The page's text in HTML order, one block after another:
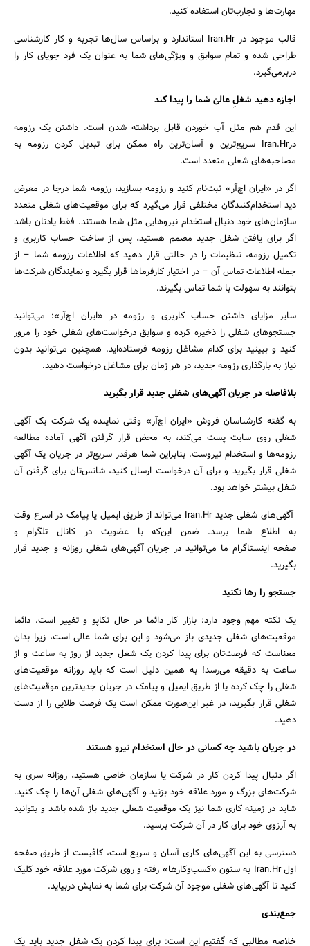
مهارت‌ها و تجارب‌تان استفاده کنید.
قالب موجود در Iran.Hr استاندارد و براساس سال‌ها تجربه و کار کارشناسی‌
طراحی شده و تمام سوابق و ویژگی‌های شما به عنوان یک فرد جویای کار را
دربرمی‌گیرد.
اجازه دهید شغلِ عالیْ شما را پیدا کند
این قدم هم مثل آب خوردن قابل برداشته شدن است. داشتن یک رزومه
درIran.Hr سریع‌ترین و آسان‌ترین راه ممکن برای تبدیل کردن رزومه به
مصاحبه‌های شغلی متعدد است.
اگر در «ایران اچ‌آر» ثبت‌نام کنید و رزومه بسازید، رزومه شما درجا در معرض
دید استخدام‌کنندگان مختلفی قرار می‌گیرد که برای موقعیت‌های شغلی متعدد
سازمان‌های خود دنبال استخدام نیروهایی مثل شما هستند. فقط یادتان باشد
اگر برای یافتن شغل جدید مصمم هستید، پس از ساخت حساب کاربری و
تکمیل رزومه، تنظیمات را در حالتی قرار دهید که اطلاعات رزومه شما – از
جمله اطلاعات تماس آن – در اختیار کارفرماها قرار بگیرد و نمایندگان شرکت‌ها
بتوانند به سهولت با شما تماس بگیرند.
سایر مزایای داشتن حساب کاربری و رزومه در «ایران اچ‌آر»: می‌توانید
جستجوهای شغلی را ذخیره کرده و سوابق درخواست‌های شغلی خود را مرور
کنید و ببینید برای کدام مشاغل رزومه فرستاده‌اید. همچنین می‌توانید بدون
نیاز به بارگذاری رزومه جدید، در هر زمان برای مشاغل درخواست دهید.
بلافاصله در جریان آگهی‌های شغلی جدید قرار بگیرید
به گفته کارشناسان فروش «ایران اچ‌آر» وقتی نماینده یک شرکت یک آگهی
شغلی روی سایت پست می‌کند، به محض قرار گرفتن آگهی آماده مطالعه
رزومه‌ها و استخدام نیروست. بنابراین شما هرقدر سریع‌تر در جریان یک آگهی
شغلی قرار بگیرید و برای آن درخواست ارسال کنید، شانس‌تان برای گرفتن آن
شغل بیشتر خواهد بود.
آگهی‌های شغلی جدید Iran.Hr می‌تواند از طریق ایمیل یا پیامک در اسرع وقت
به اطلاع شما برسد. ضمن این‌که با عضویت در کانال تلگرام و
صفحه اینستاگرام ما می‌توانید در جریان آگهی‌های شغلی روزانه و جدید قرار
بگیرید.
جستجو را رها نکنید
یک نکته مهم وجود دارد: بازار کار دائما در حال تکاپو و تغییر است. دائما
موقعیت‌های شغلی جدیدی باز می‌شود و این برای شما عالی است، زیرا بدان
معناست که فرصت‌تان برای پیدا کردن یک شغل جدید از روز به ساعت و از
ساعت به دقیقه می‌رسد! به همین دلیل است که باید روزانه موقعیت‌های
شغلی را چک کرده یا از طریق ایمیل و پیامک در جریان جدیدترین موقعیت‌های
شغلی قرار بگیرید، در غیر این‌صورت ممکن است یک فرصت طلایی را از دست
دهید.
در جریان باشید چه کسانی در حال استخدام نیرو هستند
اگر دنبال پیدا کردن کار در شرکت یا سازمان خاصی هستید، روزانه سری به
شرکت‌های بزرگ و مورد علاقه خود بزنید و آگهی‌های شغلی آن‌ها را چک کنید.
شاید در زمینه کاری شما نیز یک موقعیت شغلی جدید باز شده باشد و بتوانید
به آرزوی خود برای کار در آن شرکت برسید.
دسترسی به این آگهی‌های کاری آسان و سریع است، کافیست از طریق صفحه
اول Iran.Hr به ستون «کسب‌وکارها» رفته و روی شرکت مورد علاقه خود کلیک
کنید تا آگهی‌های شغلی موجود آن شرکت برای شما به نمایش دربیاید.
جمع‌بندی
خلاصه مطالبی که گفتیم این است: برای پیدا کردن یک شغل جدید باید یک